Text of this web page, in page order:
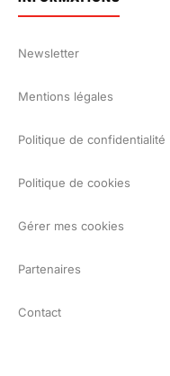
Newsletter
Mentions légales
Politique de confidentialité
Politique de cookies
Gérer mes cookies
Partenaires
Contact